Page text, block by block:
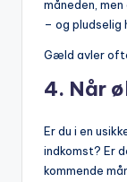
måneden,
– og pludselig
Gæld avler
4. Når
Er du i en
indkomst? Er
kommende